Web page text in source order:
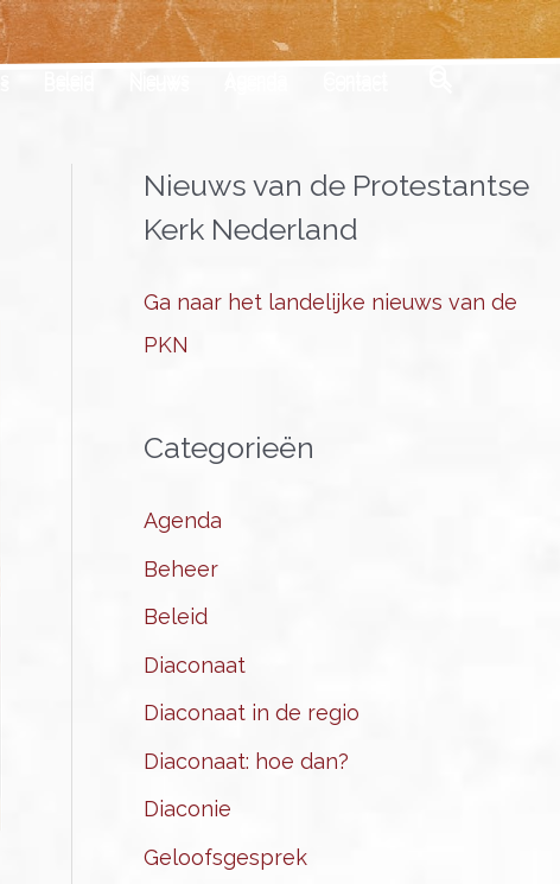
Nieuws van de Protestantse
Kerk Nederland
Ga naar het landelijke nieuws van de
PKN
Categorieën
Agenda
Beheer
Beleid
Diaconaat
Diaconaat in de regio
Diaconaat: hoe dan?
Diaconie
Geloofsgesprek